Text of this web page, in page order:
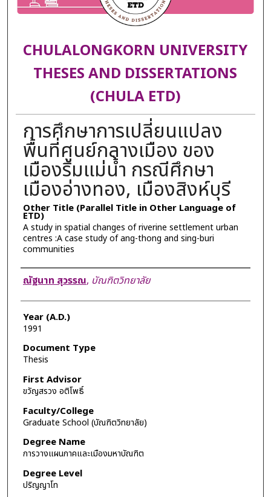
CHULALONGKORN UNIVERSITY
THESES AND DISSERTATIONS
(CHULA ETD)
การศึกษาการเปลี่ยนแปลง
พื้นที่ศูนย์กลางเมือง ของ
เมืองริมแม่น้ำ กรณีศึกษา
เมืองอ่างทอง, เมืองสิงห์บุรี
Other Title (Parallel Title in Other Language of
ETD)
A study in spatial changes of riverine settlement urban
centres :A case study of ang-thong and sing-buri
communities
Author
ณัฐนาท สุวรรณ, บัณฑิตวิทยาลัย
Year (A.D.)
1991
Document Type
Thesis
First Advisor
ขวัญสรวง อติโพธิ์
Faculty/College
Graduate School (บัณฑิตวิทยาลัย)
Degree Name
การวางแผนภาคและเมืองมหาบัณฑิต
Degree Level
ปริญญาโท